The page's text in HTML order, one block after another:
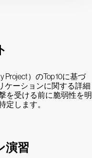
Project）のTop 10に基づ
ケーションに関する詳細
を受ける前に脆弱性を明
定します。
演習